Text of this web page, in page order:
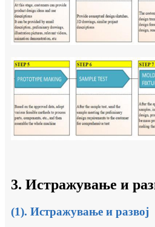
3. Истражување и
(1). Истражување и развој